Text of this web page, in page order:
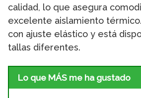
calidad, lo que asegura
excelente aislamiento
con ajuste elástico y está
tallas diferentes.
Lo que MÁS me ha gustado